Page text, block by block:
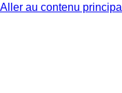
Aller au contenu principal